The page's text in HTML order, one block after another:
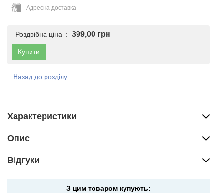
Адресна доставка
Роздрібна ціна : 399,00 грн
Купити
Назад до розділу
Характеристики
Опис
Вiдгуки
З цим товаром купують: